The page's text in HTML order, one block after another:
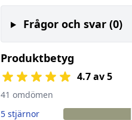
Frågor och svar (0)
Produktbetyg
4.7 av 5
41 omdömen
5 stjärnor